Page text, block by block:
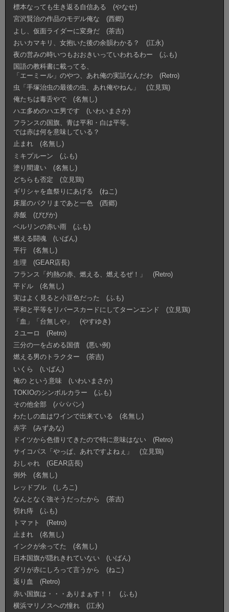
標本なっても生き返る自信ある (やなせ)
宮沢賢治の作品のモデル俺な (西郷)
よし、仮面ライダーに変身だ (茶吉)
おいカマキリ、女抱いた後の余韻わかる？ (江永)
夜の営みの時いつもおおきいっていわれるわー (ふも)
国語の教科書に載ってる、
「エーミール」のやつ、あれ俺の実話なんだわ (Retro)
虫「手塚治虫の最後の虫、あれ俺やねん」 (立見鶏)
俺たちは毒舌やで (名無し)
ハエ多めのハエ男です (いわいまさか)
フランスの国旗、青は平和・白は平等。
では赤は何を意味している？
止まれ (名無し)
ミキプルーン (ふも)
塗り間違い (名無し)
どちらも否定 (立見鶏)
ギリシャを血祭りにあげる (ねこ)
床屋のパクリまであと一色 (西郷)
赤飯 (ぴぴか)
ベルリンの赤い雨 (ふも)
燃える闘魂 (いばん)
平行 (名無し)
生理 (GEAR店長)
フランス「灼熱の赤、燃える、燃えるぜ！」 (Retro)
平ドル (名無し)
実はよく見ると小豆色だった (ふも)
平和と平等をリバースカードにしてターンエンド (立見鶏)
「血」「台無しや」 (やすゆき)
２ユーロ (Retro)
三分の一を占める国債 (悪い例)
燃える男のトラクター (茶吉)
いくら (いばん)
俺の という意味 (いわいまさか)
TOKIOのシンボルカラー (ふも)
その他全部 (パパパン)
わたしの血はワインで出来ている (名無し)
赤字 (みずあな)
ドイツから色借りてきたので特に意味はない (Retro)
サイコパス「やっぱ、あれですよねぇ」 (立見鶏)
おしゃれ (GEAR店長)
例外 (名無し)
レッドブル (しろこ)
なんとなく強そうだったから (茶吉)
切れ痔 (ふも)
トマァト (Retro)
止まれ (名無し)
インクが余ってた (名無し)
日本国旗が隠れきれていない (いばん)
ダリが赤にしろって言うから (ねこ)
返り血 (Retro)
赤い国旗は・・・ありまぁす！！ (ふも)
横浜マリノスへの憧れ (江永)